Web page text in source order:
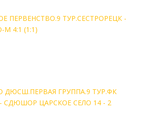
ПЕРВЕНСТВО.9 ТУР.СЕСТРОРЕЦК -
4:1 (1:1)
ДЮСШ.ПЕРВАЯ ГРУППА.9 ТУР.ФК
СДЮШОР ЦАРСКОЕ СЕЛО 14 - 2